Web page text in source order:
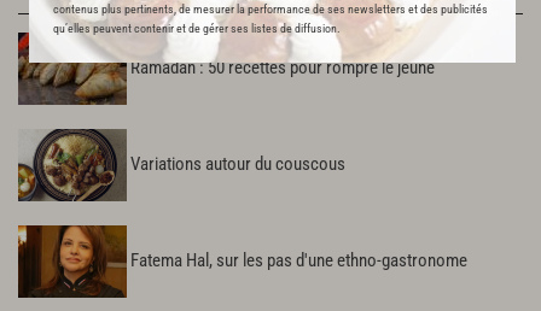
contenus plus pertinents, de mesurer la performance de ses newsletters et des publicités
qu’elles peuvent contenir et de gérer ses listes de diffusion.
Ramadan : 50 recettes pour rompre le jeûne
Variations autour du couscous
Fatema Hal, sur les pas d'une ethno-gastronome